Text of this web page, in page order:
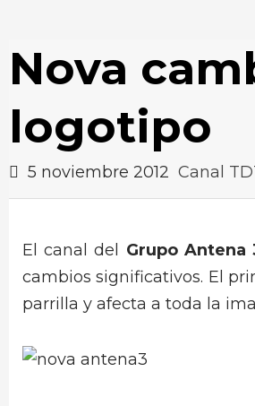
Nova
logotipo
5 noviembre 2012 Canal
El canal del Grupo Antena
cambios significativos. El
parrilla y afecta a toda la